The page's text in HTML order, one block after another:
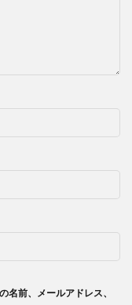
名前、メールアドレス、